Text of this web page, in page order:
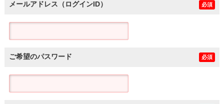
メールアドレス（ログインID） 必須
ご希望のパスワード 必須